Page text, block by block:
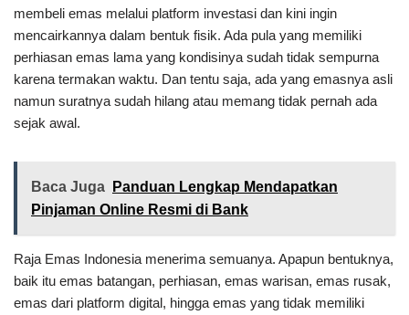
membeli emas melalui platform investasi dan kini ingin
mencairkannya dalam bentuk fisik. Ada pula yang memiliki
perhiasan emas lama yang kondisinya sudah tidak sempurna
karena termakan waktu. Dan tentu saja, ada yang emasnya asli
namun suratnya sudah hilang atau memang tidak pernah ada
sejak awal.
Baca Juga
Panduan Lengkap Mendapatkan
Pinjaman Online Resmi di Bank
Raja Emas Indonesia menerima semuanya. Apapun bentuknya,
baik itu emas batangan, perhiasan, emas warisan, emas rusak,
emas dari platform digital, hingga emas yang tidak memiliki